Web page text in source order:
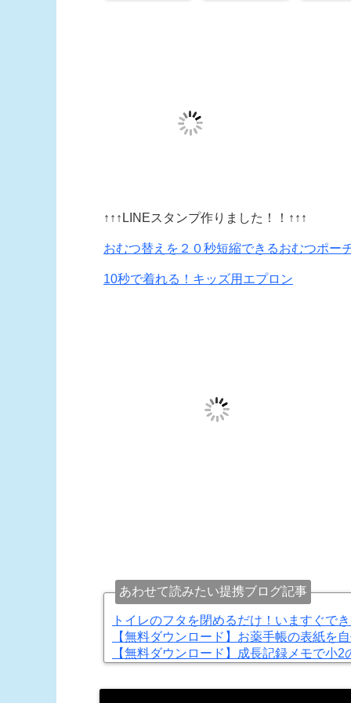
↑↑↑LINEスタンプ作りました！！↑↑↑
おむつ替えを２０秒短縮できるおむつポー
10秒で着れる！キッズ用エプロン
あわせて読みたい提携ブログ記事
トイレのフタを閉めるだけ！いますぐで
【無料ダウンロード】お薬手帳の表紙を
【無料ダウンロード】成長記録メモで小